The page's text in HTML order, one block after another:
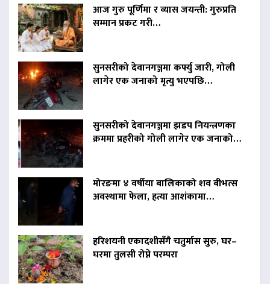
आज गुरु पूर्णिमा र व्यास जयन्ती: गुरुप्रति
सम्मान प्रकट गरी…
सुनसरीको देवानगञ्जमा कर्फ्यु जारी, गोली
लागेर एक जनाको मृत्यु भएपछि…
सुनसरीको देवानगञ्जमा झडप नियन्त्रणका
क्रममा प्रहरीको गोली लागेर एक जनाको…
मोरङमा ४ वर्षीया बालिकाको शव बीभत्स
अवस्थामा फेला, हत्या आशंकामा…
हरिशयनी एकादशीसँगै चतुर्मास सुरु, घर–
घरमा तुलसी रोप्ने परम्परा